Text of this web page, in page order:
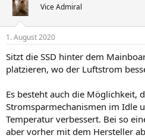
Vice Admiral
1. August 2020
Sitzt die SSD hinter dem
platzieren, wo der Luftstrom
Es besteht auch die Möglichkeit,
Stromsparmechanismen im Idle
Temperatur verbessert. Bei so
aber vorher mit dem Hersteller